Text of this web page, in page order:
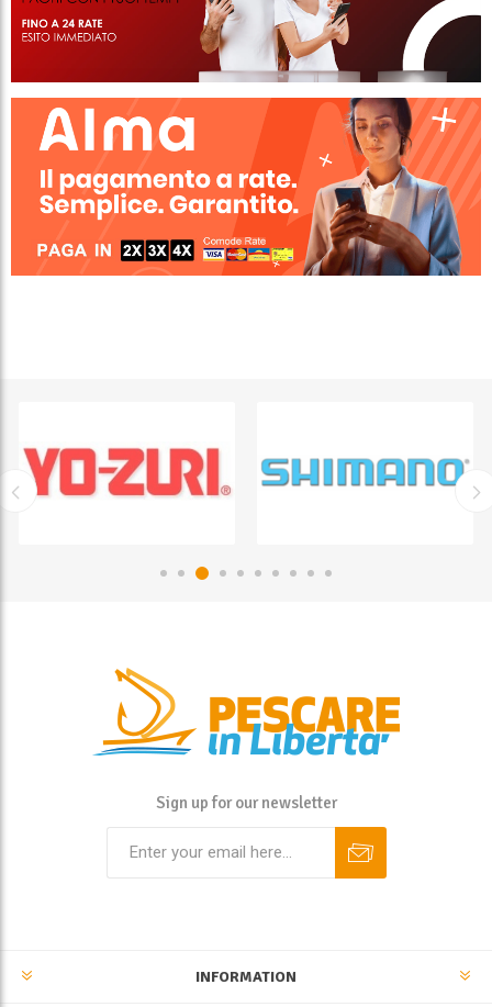
Sign up for our newsletter
INFORMATION